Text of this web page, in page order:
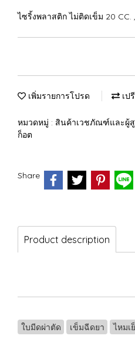
ไซริ้งพลาสติก ไม่ติดเข็ม 20 CC.
เพิ่มรายการโปรด เป
หมวดหมู่ : สินค้าเวชภัณฑ์และผู้สู
ก็อต
Share
Product description
ใบมีดผ่าตัด เข็มฉีดยา ไหมเ